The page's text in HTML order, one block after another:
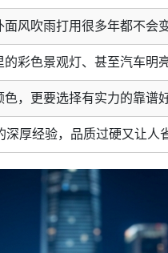
风吹雨打用很多年都不会变
彩色景观灯、甚至汽车明
，更要选择有实力的靠谱好
深厚经验，品质过硬又让人